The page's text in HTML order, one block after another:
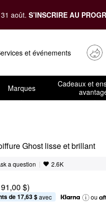
août. S’INSCRIRE AU
et événements
Marques
Cadeaux et
Ghost lisse et brillant
a question | 2.6K
$)
de 17,63 $ avec ou